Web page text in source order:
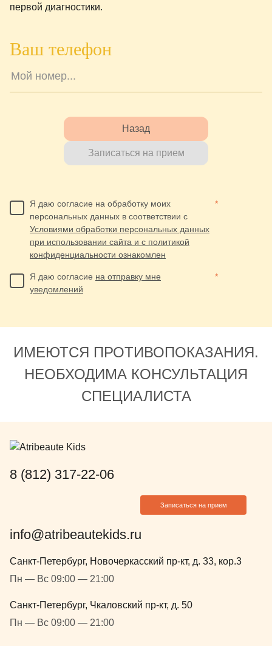
первой диагностики.
Ваш телефон
Назад
Записаться на прием
Я даю согласие на обработку моих
персональных данных в соответствии с
Условиями обработки персональных данных
при использовании сайта и с политикой
конфиденциальности ознакомлен
*
Я даю согласие на отправку мне
уведомлений
*
ИМЕЮТСЯ ПРОТИВОПОКАЗАНИЯ.
НЕОБХОДИМА КОНСУЛЬТАЦИЯ
СПЕЦИАЛИСТА
8 (812) 317-22-06
Записаться на прием
info@atribeautekids.ru
Санкт-Петербург, Новочеркасский пр-кт, д. 33, кор.3
Пн — Вс 09:00 — 21:00
Санкт-Петербург, Чкаловский пр-кт, д. 50
Пн — Вс 09:00 — 21:00